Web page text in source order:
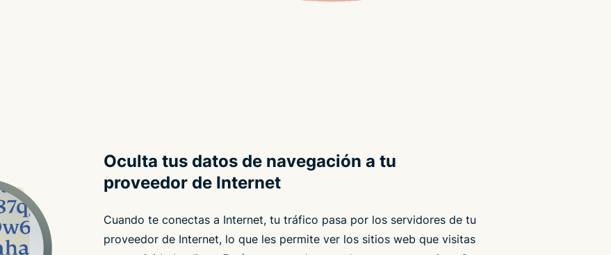
Oculta tus datos de navegación a tu
proveedor de Internet
Cuando te conectas a Internet, tu tráfico pasa por los servidores de tu
proveedor de Internet, lo que les permite ver los sitios web que visitas